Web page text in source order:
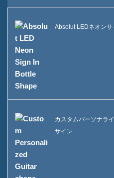
事件
ケースE LEDスクーアアイス
バケツ
ケースD X形状レジンディス
Absolut LEDネオン
カスタムパーソナラ
サイン